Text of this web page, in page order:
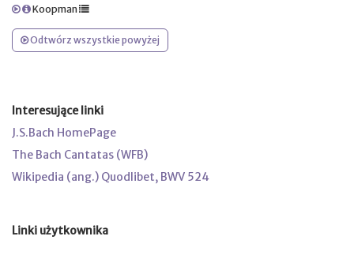
Koopman
Odtwórz wszystkie powyżej
Interesujące linki
J.S.Bach HomePage
The Bach Cantatas (WFB)
Wikipedia (ang.) Quodlibet, BWV 524
Linki użytkownika